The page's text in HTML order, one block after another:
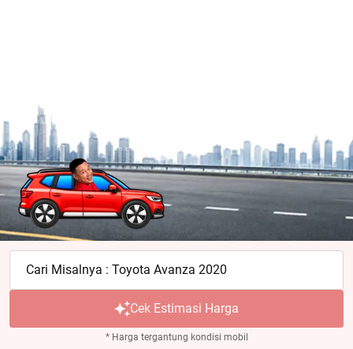
Cari Misalnya : Toyota Avanza 2020
Cek Estimasi Harga
* Harga tergantung kondisi mobil